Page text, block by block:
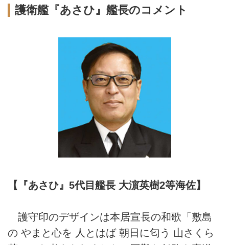
護衛艦『あさひ』艦長のコメント
【『あさひ』5代目艦長 大濵英樹2等海佐】
護守印のデザインは本居宣長の和歌「敷島
の やまと心を 人とはば 朝日に匂う 山さくら